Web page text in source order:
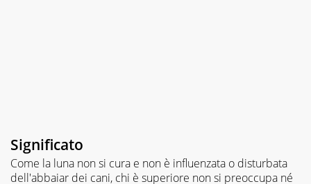
Significato
Come la luna non si cura e non è influenzata o disturbata
dell'abbaiar dei cani, chi è superiore non si preoccupa né